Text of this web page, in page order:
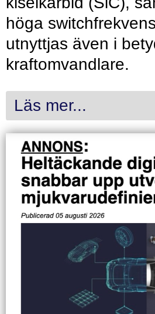
höga
utnyttjas även i
kraftomvandlare.
Läs mer...